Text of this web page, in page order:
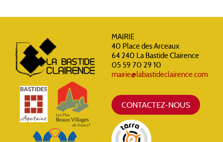
MAIRIE
40 Place des Arceaux
64 240 La Bastide Clairence
05 59 70 29 10
mairie@labastideclairence.com
CONTACTEZ-NOUS